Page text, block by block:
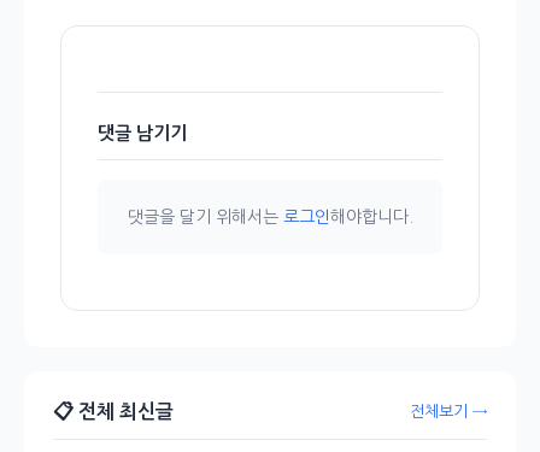
댓글 남기기
댓글을 달기 위해서는 로그인해야합니다.
📋 전체 최신글 전체보기 →